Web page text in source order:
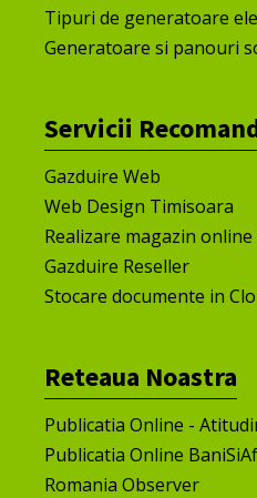
Tipuri de generatoare
Generatoare si panouri
Servicii
Gazduire Web
Web Design Timisoara
Realizare magazin online
Gazduire Reseller
Stocare documente in
Reteaua Noastra
Publicatia Online -
Publicatia Online
Romania Observer